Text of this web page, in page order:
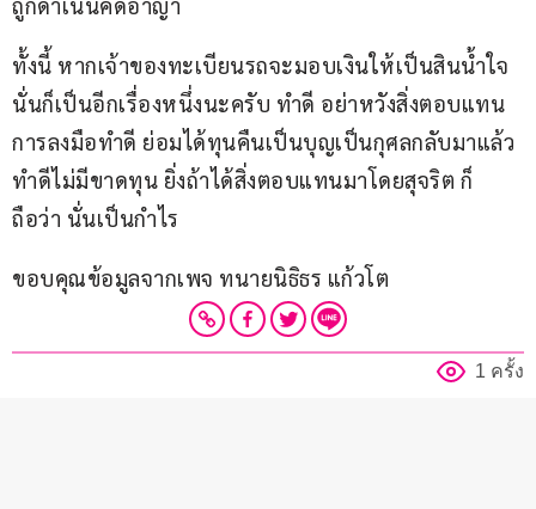
ถูกดำเนินคดีอาญา
ทั้งนี้ หากเจ้าของทะเบียนรถจะมอบเงินให้เป็นสินน้ำใจ
นั่นก็เป็นอีกเรื่องหนึ่งนะครับ ทำดี อย่าหวังสิ่งตอบแทน
การลงมือทำดี ย่อมได้ทุนคืนเป็นบุญเป็นกุศลกลับมาแล้ว
ทำดีไม่มีขาดทุน ยิ่งถ้าได้สิ่งตอบแทนมาโดยสุจริต ก็
ถือว่า นั่นเป็นกำไร
ขอบคุณข้อมูลจากเพจ ทนายนิธิธร แก้วโต
1 ครั้ง